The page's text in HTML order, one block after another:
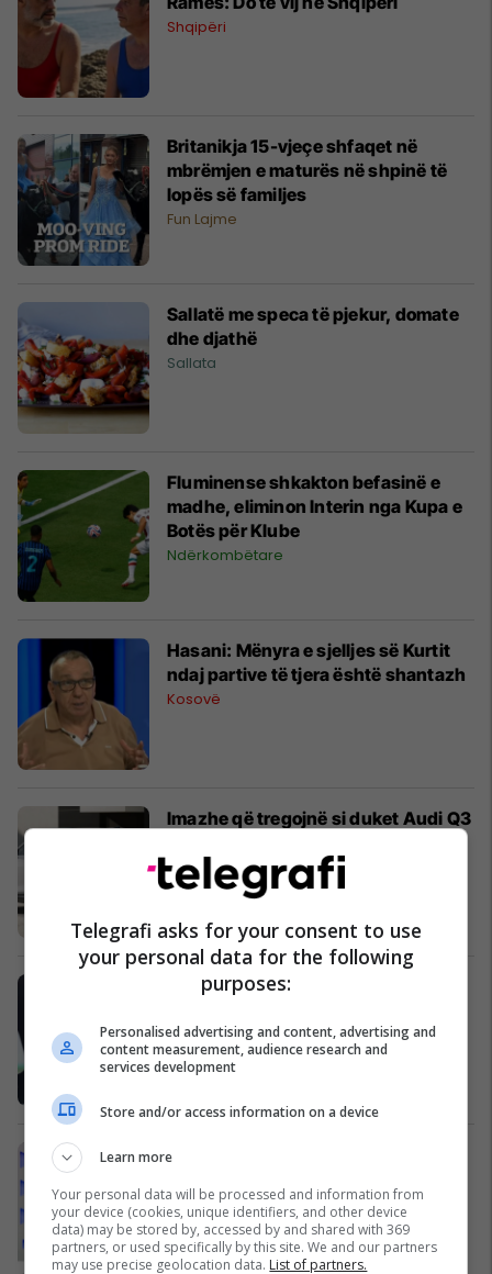
Shqipëri
Britanikja 15-vjeçe shfaqet në
mbrëmjen e maturës në shpinë të
lopës së familjes
Fun Lajme
Sallatë me speca të pjekur, domate
dhe djathë
Sallata
Fluminense shkakton befasinë e
madhe, eliminon Interin nga Kupa e
Botës për Klube
Ndërkombëtare
Hasani: Mënyra e sjelljes së Kurtit
ndaj partive të tjera është shantazh
Kosovë
Imazhe që tregojnë si duket Audi Q3
Auto Lajme
Bëjeni këtë tani, Microsoft po fshin
AI
Tufegxhiç: Prokurorët publikë do të
kundër babait të Vanjës
Gjyqësi
Telegrafi asks for your consent to use
your personal data for the following
purposes:
Personalised advertising and content, advertising and
content measurement, audience research and
services development
Store and/or access information on a device
Learn more
Your personal data will be processed and information from
your device (cookies, unique identifiers, and other device
data) may be stored by, accessed by and shared with 369
partners, or used specifically by this site. We and our partners
may use precise geolocation data. List of partners.